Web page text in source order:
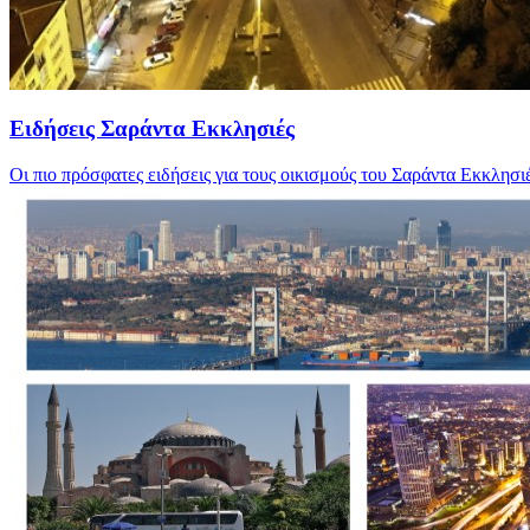
Ειδήσεις Σαράντα Εκκλησιές
Οι πιο πρόσφατες ειδήσεις για τους οικισμούς του Σαράντα